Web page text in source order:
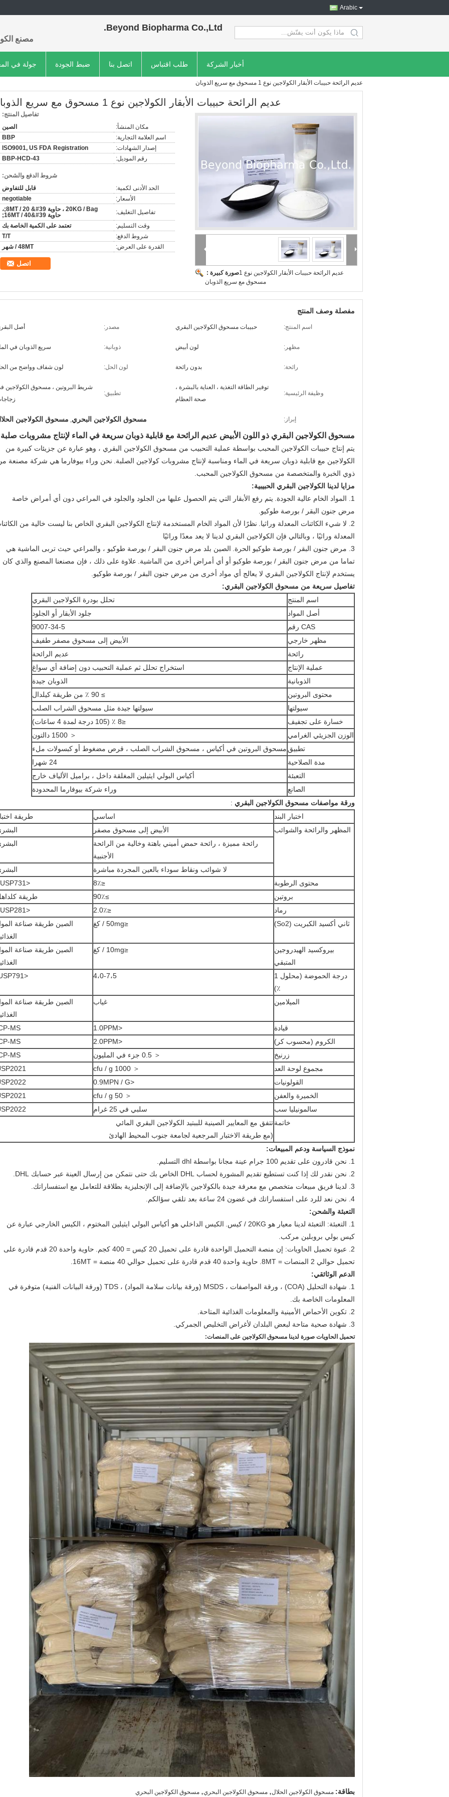
Arabic
Beyond Biopharma Co.,Ltd.
مصنع search
جولة في ضبط الجودة اتصل بنا طلب اقتباس أخبار الشركة
عديم الرائحة حبيبات الأبقار الكولاجين نوع 1 مسحوق مع سريع الذوبان
عديم الرائحة حبيبات الأبقار الكولاجين نوع 1 مسحوق مع سريع الذوبان
صورة كبيرة :عديم الرائحة حبيبات الأبقار الكولاجين نوع 1
مسحوق مع سريع الذوبان
تفاصيل المنتج:
مكان المنشأ:
الصين
اسم العلامة التجارية:
BBP
إصدار الشهادات:
ISO9001, US FDA Registration
رقم الموديل:
BBP-HCD-43
شروط الدفع والشحن:
الحد الأدنى لكمية:
قابل للتفاوض
الأسعار:
negotiable
تفاصيل التغليف:
20KG / Bag ، حاوية 8MT / 20 &#39;،
حاوية 16MT / 40&#39;
وقت التسليم:
تعتمد على الكمية الخاصة بك
شروط الدفع:
T/T
القدرة على العرض:
48MT / شهر
اتصل
مفصلة وصف المنتج
اسم المنتج: حبيبات مسحوق الكولاجين البقري مصدر: أصل
مظهر: لون أبيض ذوبانية: سريع الذوبان في
رائحة: بدون رائحة لون الحل: لون شفاف وواضح من
وظيفة الرئيسية:
توفير الطاقة التغذية ، العناية بالبشرة ،
صحة العظام
تطبيق:
شريط البروتين ، مسحوق الكولاجين
إبراز: مسحوق الكولاجين البحري, مسحوق الكولاجين
مسحوق الكولاجين البقري ذو اللون الأبيض عديم الرائحة مع قابلية ذوبان سريعة في الماء لإنتاج مشروبات صلبة
يتم إنتاج حبيبات الكولاجين المحبب بواسطة عملية التحبيب من مسحوق الكولاجين البقري ، وهو عبارة عن جزيئات كبيرة من
الكولاجين مع قابلية ذوبان سريعة في الماء ومناسبة لإنتاج مشروبات كولاجين الصلبة. نحن وراء بيوفارما هي شركة مصنعة
ذوي الخبرة والمتخصصة من مسحوق الكولاجين المحبب.
مزايا لدينا الكولاجين البقري الحبيبية:
1. المواد الخام عالية الجودة.
يتم رفع الأبقار التي يتم الحصول عليها من الجلود والجلود في المراعي دون أي أمراض خاصة
مرض جنون البقر / بورصة طوكيو.
2. لا شيء الكائنات المعدلة وراثيا.
نظرًا لأن المواد الخام المستخدمة لإنتاج الكولاجين البقري الخاص بنا ليست خالية من
المعدلة وراثيًا ، وبالتالي فإن الكولاجين البقري لدينا لا يعد معدًا وراثيًا
3. مرض جنون البقر / بورصة طوكيو الحرة.
الصين بلد مرض جنون البقر / بورصة طوكيو ، والمراعي حيث تربى الماشية هي
تماما من مرض جنون البقر / بورصة طوكيو أو أي أمراض أخرى من الماشية. علاوة على ذلك ، فإن مصنعنا المصنع والذي كان
يستخدم لإنتاج الكولاجين البقري لا يعالج أي مواد أخرى من مرض جنون البقر / بورصة طوكيو.
تفاصيل سريعة من مسحوق الكولاجين البقري:
اسم المنتج
تحلل بودرة الكولاجين البقري
أصل المواد
جلود الأبقار أو الجلود
CAS رقم
9007-34-5
مظهر خارجي
الأبيض إلى مسحوق مصفر طفيف
رائحة
عديم الرائحة
عملية الإنتاج
استخراج تحلل ثم عملية التحبيب دون إضافة أي سواغ
الذوبانية
الذوبان جيدة
محتوى البروتين
≥ 90 ٪ من طريقة كيلدال
سيولتها
سيولتها جيدة مثل مسحوق الشراب الصلب
خسارة على تجفيف
≤8 ٪ (105 درجة لمدة 4 ساعات)
الوزن الجزيئي الغرامي
＜ 1500 دالتون
تطبيق مسحوق البروتين في أكياس ، مسحوق الشراب الصلب ، قرص مضغوط أو كبسولات ملء
مدة الصلاحية
24 شهرا
التعبئة
أكياس البولي ايثيلين المغلقة داخل ، براميل الألياف خارج
الصانع
وراء شركة بيوفارما المحدودة
ورقة مواصفات مسحوق الكولاجين البقري :
اختبار البند
اساسي
طريقة
المظهر والرائحة والشوائب
الأبيض إلى مسحوق مصفر
رائحة مميزة ، رائحة حمض أميني باهتة وخالية من الرائحة
الأجنبية
لا شوائب ونقاط سوداء بالعين المجردة مباشرة
محتوى الرطوبة
≤8٪
<USP731>
بروتين
≥90٪
طريقة
رماد
≤2.0٪
<USP281>
ثاني أكسيد الكبريت (So2)
≤50mg / كغ
الصين طريقة صناعة
بيروكسيد الهيدروجين
المتبقي
≤10mg / كغ
الصين طريقة صناعة
درجة الحموضة (محلول 1
٪)
4،0-7،5 <USP791.
الميلامين غياب
الصين طريقة صناعة
قيادة
<1.0PPM
MS
الكروم (محسوب كر)
<2.0PPM
MS
زرنيخ
＜ 0.5 جزء في المليون
MS
مجموع لوحة العد
＜ 1000 cfu / g
القولونيات
<0.9MPN / G
الخميرة والعفن
＜ 50 cfu / g
سالمونيليا سب
سلبي في 25 غرام
خاتمةتتفق مع المعايير الصينية للببتيد الكولاجين البقري المائي
(مع طريقة الاختبار المرجعية لجامعة جنوب المحيط الهادئ
نموذج السياسة ودعم المبيعات:
1. نحن قادرون على تقديم 100 جرام عينة مجانا بواسطة dhl التسليم.
2. نحن نقدر لك إذا كنت تستطيع تقديم المشورة لحساب DHL الخاص بك حتى نتمكن من إرسال العينة عبر حسابك DHL.
3. لدينا فريق مبيعات متخصص مع معرفة جيدة بالكولاجين بالإضافة إلى الإنجليزية بطلاقة للتعامل مع استفساراتك.
4. نحن نعد للرد على استفساراتك في غضون 24 ساعة بعد تلقي سؤالكم.
التعبئة والشحن:
1. التعبئة: التعبئة لدينا معيار هو 20KG / كيس.
الكيس الداخلي هو أكياس البولي ايثيلين المختوم ، الكيس الخارجي عبارة عن
كيس بولي بروبلين مركب.
2. عبوة تحميل الحاويات: إن منصة التحميل الواحدة قادرة على تحميل 20 كيس = 400 كجم.
حاوية واحدة 20 قدم قادرة على
تحميل حوالي 2 المنصات = 8MT.
حاوية واحدة 40 قدم قادرة على تحميل حوالي 40 منصة = 16MT.
الدعم الوثائقي:
1. شهادة التحليل (COA) ، ورقة المواصفات ، MSDS (ورقة بيانات سلامة المواد) ، TDS (ورقة البيانات الفنية) متوفرة في
المعلومات الخاصة بك.
2. تكوين الأحماض الأمينية والمعلومات الغذائية المتاحة.
3. شهادة صحية متاحة لبعض البلدان لأغراض التخليص الجمركي.
تحميل الحاويات صورة لدينا مسحوق الكولاجين على المنصات:
بطاقة: مسحوق الكولاجين الحلال, مسحوق الكولاجين البحري, مسحوق الكولاجين البحري